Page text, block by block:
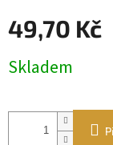
49,70 Kč
cena:
Skladem